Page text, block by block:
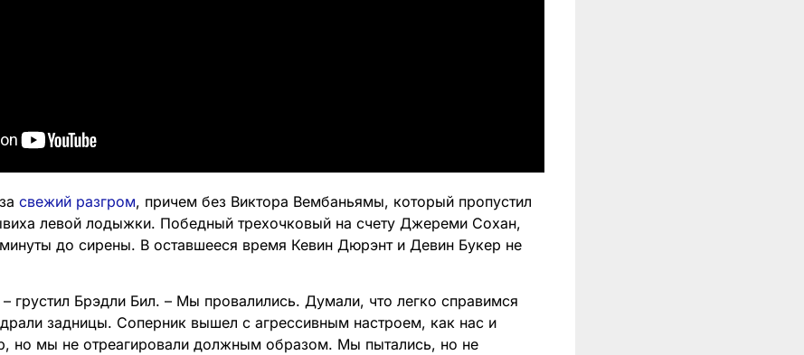
свежий разгром, причем без Виктора Вембаньямы, который пропустил
левой лодыжки. Победный трехочковый на счету Джереми Сохан,
до сирены. В оставшееся время Кевин Дюрэнт и Девин Букер не
грустил Брэдли Бил. – Мы провалились. Думали, что легко справимся
задницы. Соперник вышел с агрессивным настроем, как нас и
но мы не отреагировали должным образом. Мы пытались, но не